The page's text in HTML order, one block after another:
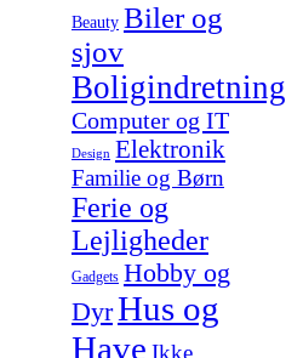
Beauty Biler og
sjov
Boligindretning
Computer og IT
Design Elektronik
Familie og Børn
Ferie og
Lejligheder
Gadgets Hobby og
DyrHus og
Have Ikke